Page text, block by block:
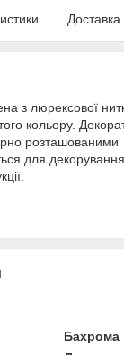
Доставка
з люрексової
кольору.
для
Бахрома